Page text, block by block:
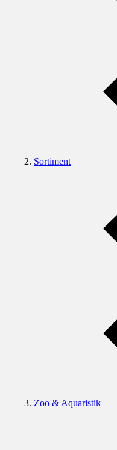
Sortiment
Zoo & Aquaristik